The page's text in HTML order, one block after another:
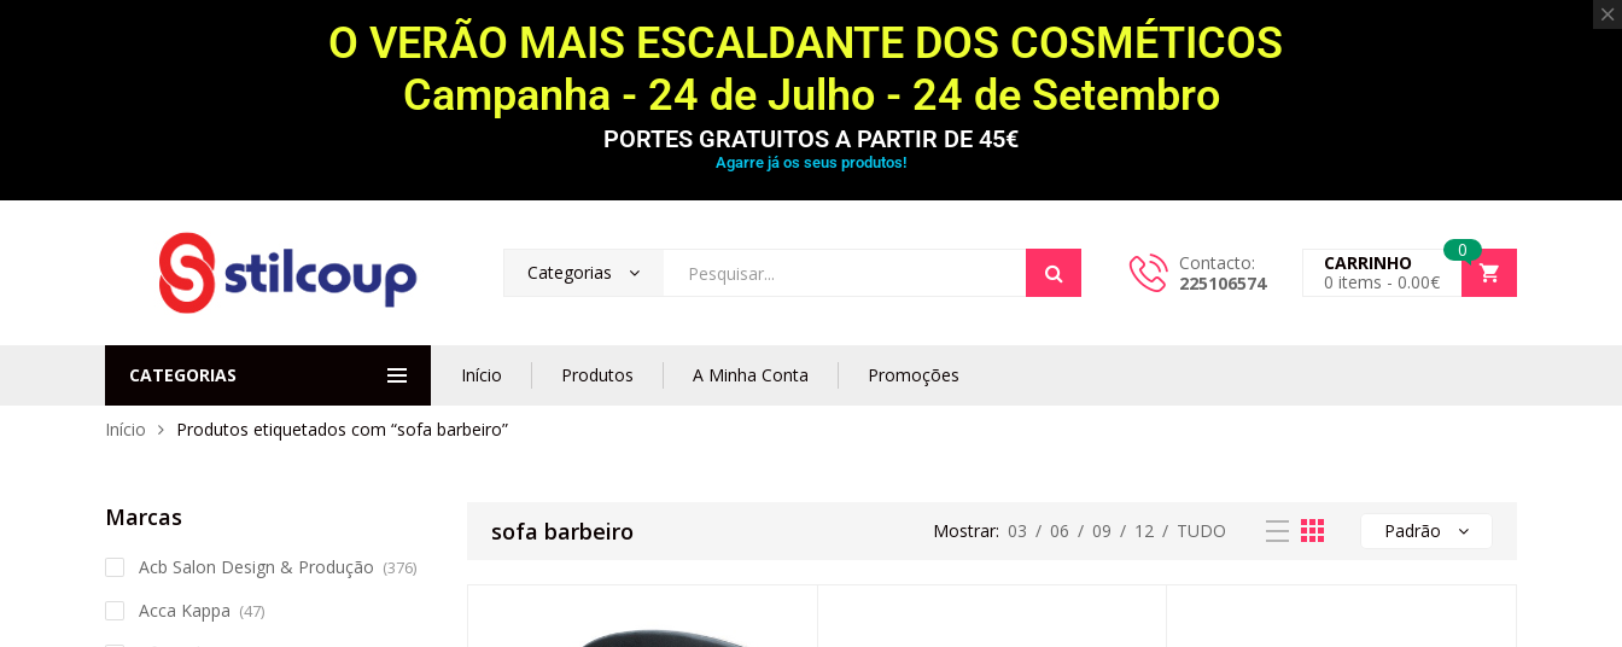
O VERÃO MAIS ESCALDANTE DOS COSMÉTICOS
Campanha - 24 de Julho - 24 de Setembro
PORTES GRATUITOS A PARTIR DE 45€
Agarre já os seus produtos!
Categorias
Contacto:
225106574
0
CARRINHO
0 items - 0.00€
CATEGORIAS Início Produtos A Minha Conta Promoções
Início Produtos etiquetados com “sofa barbeiro”
sofa barbeiro Mostrar: 03 / 06 / 09 / 12 / TUDO Padrão
Marcas
Acb Salon Design & Produção (376)
Acca Kappa (47)